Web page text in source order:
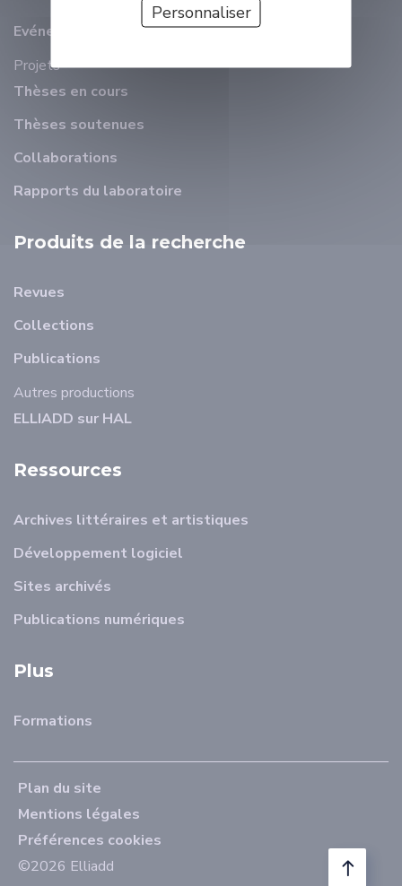
Evénements récents
Projets
Thèses en cours
Thèses soutenues
Collaborations
Rapports du laboratoire
Produits de la recherche
Revues
Collections
Publications
Autres productions
ELLIADD sur HAL
Ressources
Archives littéraires et artistiques
Développement logiciel
Sites archivés
Publications numériques
Plus
Formations
Plan du site
Mentions légales
Préférences cookies
©2026 Elliadd
Personnaliser